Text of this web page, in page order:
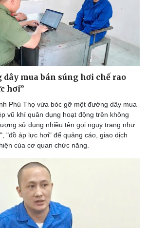
dây mua bán súng hơi chế rao
hơi”
Phú Thọ vừa bóc gỡ một đường dây mua
vũ khí quân dụng hoạt động trên không
sử dụng nhiều tên gọi ngụy trang như
"đồ áp lực hơi" để quảng cáo, giao dịch
của cơ quan chức năng.